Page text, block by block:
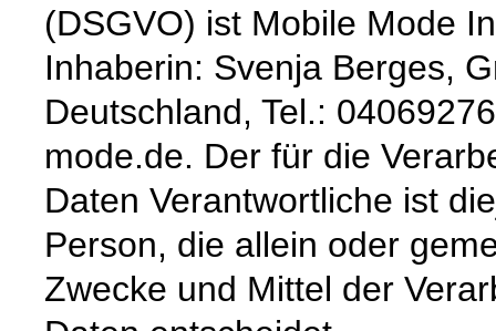
(DSGVO) ist Mobile Mode
Inhaberin: Svenja Berges,
Deutschland, Tel.:
mode.de. Der für die
Daten Verantwortliche ist
Person, die allein oder
Zwecke und Mittel der